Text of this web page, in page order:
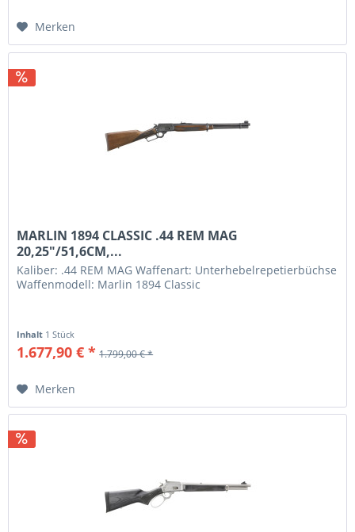
Merken
MARLIN 1894 CLASSIC .44 REM MAG
20,25"/51,6CM,...
Kaliber: .44 REM MAG Waffenart: Unterhebelrepetierbüchse
Waffenmodell: Marlin 1894 Classic
Inhalt 1 Stück
1.677,90 € * 1.799,00 € *
Merken